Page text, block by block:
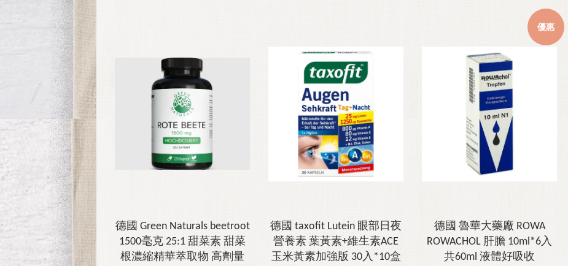
德國 Green Naturals beetroot
1500毫克 25:1 甜菜素 甜菜
根濃縮精華萃取物 高劑量
德國 taxofit Lutein 眼部日夜
營養素 葉黃素+維生素ACE
玉米黃素加強版 30入*10盒
優惠
德國 魯華大藥廠 ROWA
ROWACHOL 肝膽 10ml*6入
共60ml 液體好吸收